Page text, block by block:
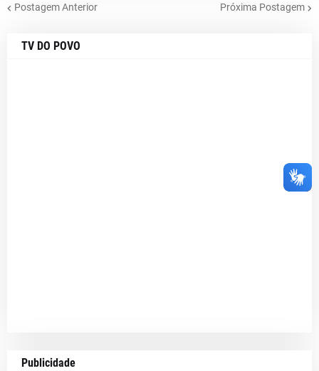
Postagem Anterior Próxima Postagem
TV DO POVO
Publicidade